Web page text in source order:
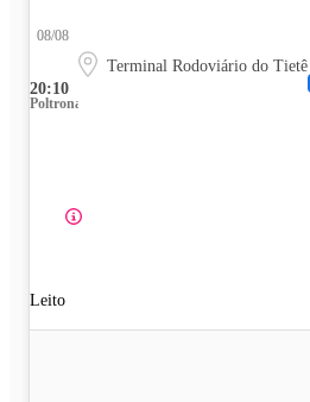
20:10
08/08
Terminal Rodoviário do Tietê
Poltrona
Leito